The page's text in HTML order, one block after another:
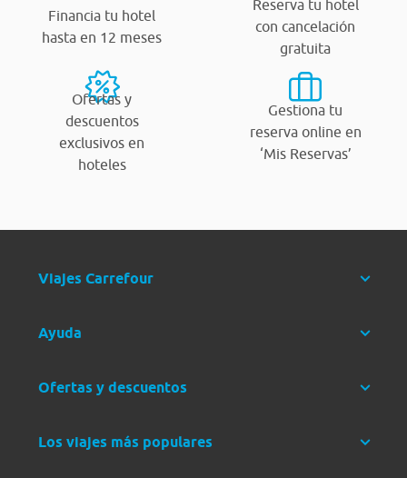
Financia tu hotel
hasta en 12 meses
Reserva tu hotel
con cancelación
gratuita
Ofertas y
descuentos
exclusivos en
hoteles
Gestiona tu
reserva online en
‘Mis Reservas’
Viajes Carrefour
Ayuda
Ofertas y descuentos
Los viajes más populares